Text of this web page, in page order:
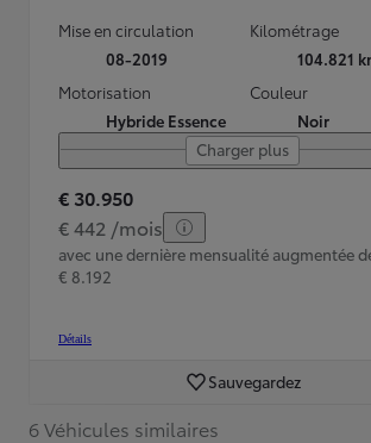
Mise en circulation
08-2019
Kilométrage
104.821
Motorisation
Hybride Essence
Couleur
Noir
Charger plus
€ 30.950
€ 442 /mois
avec une dernière mensualité augmentée
€ 8.192
Détails
Sauvegardez
6 Véhicules similaires